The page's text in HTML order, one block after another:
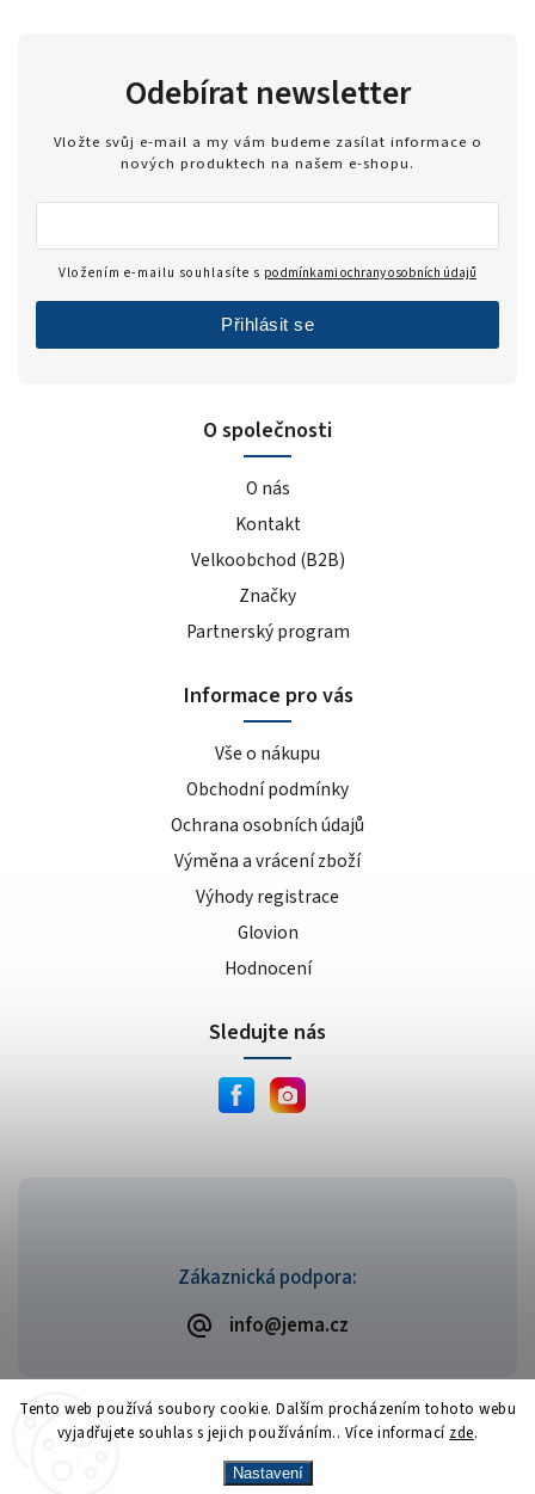
Tento web používá soubory cookie. Dalším procházením tohoto webu
vyjadřujete souhlas s jejich používáním.. Více informací zde.
Nastavení
Zákaznická podpora:
info@jema.cz
O společnosti
O nás
Kontakt
Velkoobchod (B2B)
Značky
Partnerský program
Informace pro vás
Vše o nákupu
Obchodní podmínky
Ochrana osobních údajů
Výměna a vrácení zboží
Výhody registrace
Glovion
Hodnocení
Odebírat newsletter
Vložte svůj e-mail a my vám budeme zasílat informace o
nových produktech na našem e-shopu.
Vložením e-mailu souhlasíte s podmínkami ochrany osobních údajů
Přihlásit se
Sledujte nás
Copyright 2026JEMA.cz. Všechna práva vyhrazena.
VytvořilShoptet| Design